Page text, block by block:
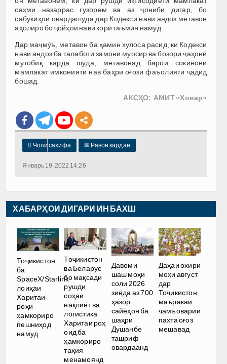
саҳми назаррас гузорем ва аз ҷониби дигар, бо
сабукиҳои овардашуда дар Кодекси нави андоз метавон
аҳолиро бо ҷойҳои нави корӣ таъмин намуд.
Дар маҷмӯъ, метавон ба ҳамин хулоса расид, ки Кодекси
нави андоз ба талаботи замони муосир ва бозори ҷаҳонӣ
мутобиқ карда шуда, метавонад барои сокинони
мамлакат имконияти нав баҳри оғози фаъолияти ҷадид
бошад.
АКСҲО: АМИТ «Ховар»
 Чопи саҳифа ✉ Равон кардан
Январь 19, 2022 14:26
ХАБАРҲОИ ДИГАРИ ИН БАХШ
Тоҷикистон
ба
SpaceX/Starlink
лоиҳаи
Харитаи
роҳи
ҳамкориро
пешниҳод
намуд
Тоҷикистон
ва Беларус
бо мақсади
рушди
соҳаи
нақлиёт ва
логистика
Харитаи роҳ
оид ба
ҳамкориро
таҳия
менамоянд
Давоми
шаш моҳи
соли 2026
зиёда аз 700
ҳазор
сайёҳон ба
шаҳри
Душанбе
ташриф
овардаанд
Даҳаи охири
моҳи август
дар
Тоҷикистон
маъракаи
ҷамъоварии
пахта оғоз
мешавад